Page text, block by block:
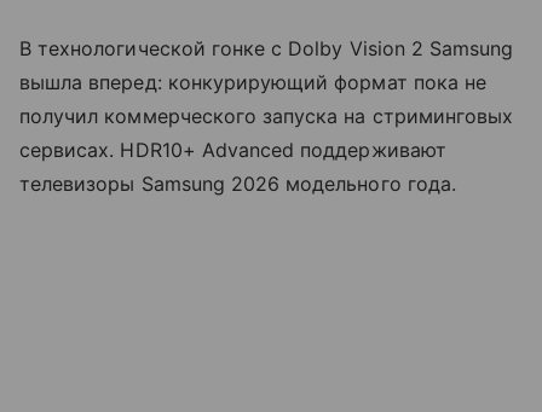
В технологической гонке с Dolby Vision 2 Samsung
вышла вперед: конкурирующий формат пока не
получил коммерческого запуска на стриминговых
сервисах. HDR10+ Advanced поддерживают
телевизоры Samsung 2026 модельного года.